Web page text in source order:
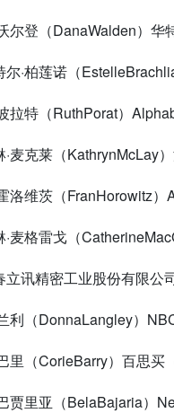
尔登（DanaWalden）华
·柏莲诺（
拉特（RuthPorat）
麦克莱（KathrynMcLay
洛维茨（FranHorowitz）
麦格雷戈（
立讯精密工业股份有限公
利（DonnaLangley）
里（CorieBarry）百思买
贾里亚（BelaBajaria）